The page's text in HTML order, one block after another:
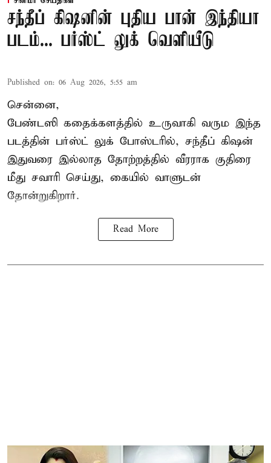
சந்தீப் கிஷனின் புதிய பான் இந்தியா
படம்... பர்ஸ்ட் லுக் வெளியீடு
Published on: 06 Aug 2026, 5:55 am
சென்னை,
பேண்டஸி கதைக்களத்தில் உருவாகி வரும இந்த
படத்தின் பர்ஸ்ட் லுக் போஸ்டரில், சந்தீப் கிஷன்
இதுவரை இல்லாத தோற்றத்தில் வீரராக குதிரை
மீது சவாரி செய்து, கையில் வாளுடன்
தோன்றுகிறார்.
Read More